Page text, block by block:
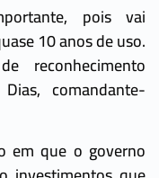
pois vai
10 anos de uso.
reconhecimento
comandante-
em que o governo